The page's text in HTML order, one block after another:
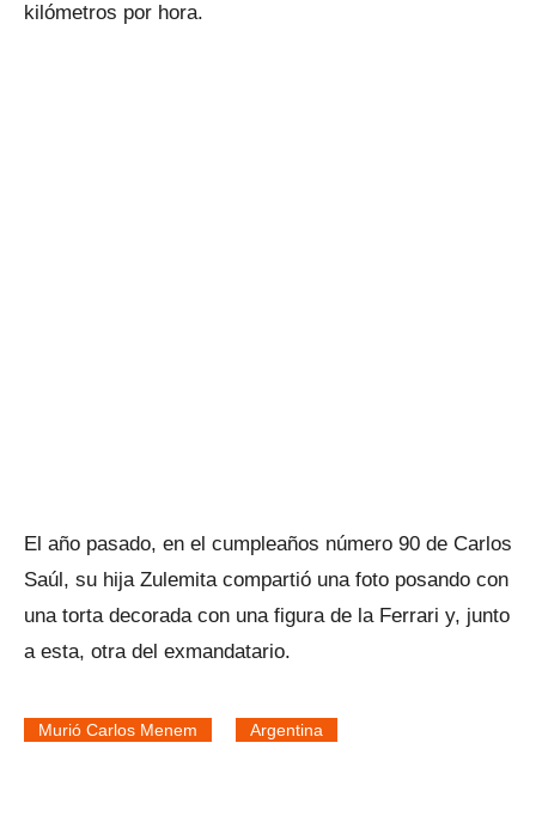
kilómetros por hora.
El año pasado, en el cumpleaños número 90 de Carlos
Saúl, su hija Zulemita compartió una foto posando con
una torta decorada con una figura de la Ferrari y, junto
a esta, otra del exmandatario.
Murió Carlos Menem Argentina